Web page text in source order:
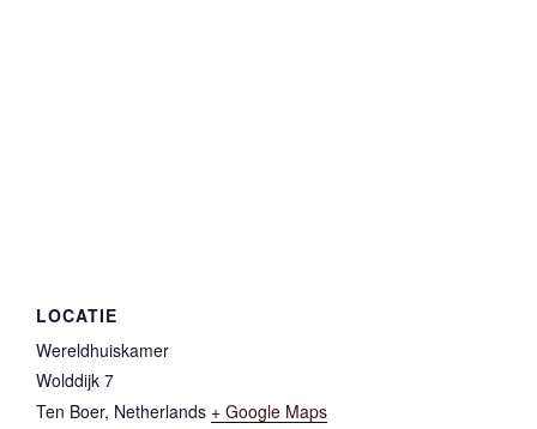
LOCATIE
Wereldhuiskamer
Wolddijk 7
Ten Boer, Netherlands + Google Maps